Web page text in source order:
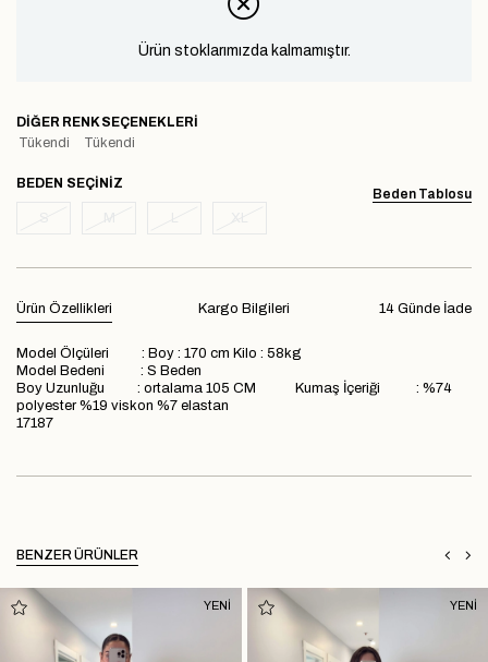
Ürün stoklarımızda kalmamıştır.
DIĞER RENK SEÇENEKLERI
Tükendi
Tükendi
Beden Tablosu
BEDEN
Ürün Özellikleri 14 Günde İade
Kargo Bilgileri
Model Ölçüleri : Boy : 170 cm Kilo : 58kg
Model Bedeni : S Beden
Boy Uzunluğu : ortalama 105 CM Kumaş İçeriği : %74
polyester %19 viskon %7 elastan
17187
BENZER ÜRÜNLER
YENİ YENİ